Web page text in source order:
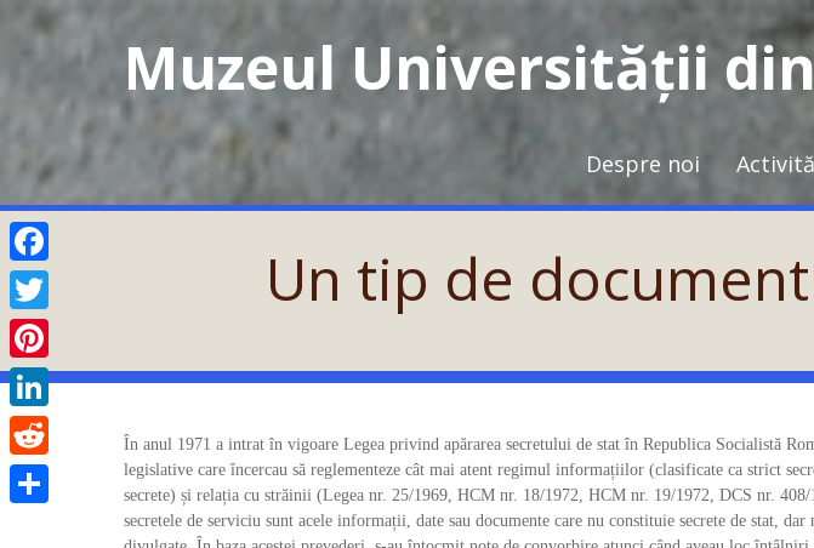
Muzeul Universității
Despre noi
Un tip de
În anul 1971 a intrat în vigoare Legea privind apărarea secretului de stat în Republica Socialistă
legislative care încercau să reglementeze cât mai atent regimul informațiilor (clasificate ca strict
secrete) și relația cu străinii (Legea nr. 25/1969, HCM nr. 18/1972, HCM nr. 19/1972, DCS nr.
secretele de serviciu sunt acele informații, date sau documente care nu constituie secrete de stat,
Facebook
Twitter
Pinterest
LinkedIn
Reddit